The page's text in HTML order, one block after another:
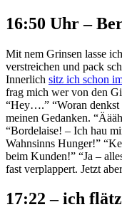
16:50 Uhr –
Mit nem Grinsen lasse
verstreichen und pack
Innerlich sitz ich schon
frag mich wer von den
“Hey….” “Woran denkst
meinen Gedanken.
“Bordelaise! – Ich hau
Wahnsinns Hunger!”
beim Kunden!” “Ja –
fast verplappert. Jetzt
17:22 – ich